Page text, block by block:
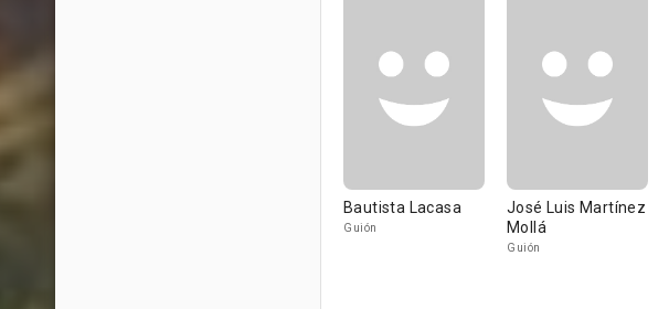
Bautista Lacasa
Guión
José Luis Martínez
Mollá
Guión